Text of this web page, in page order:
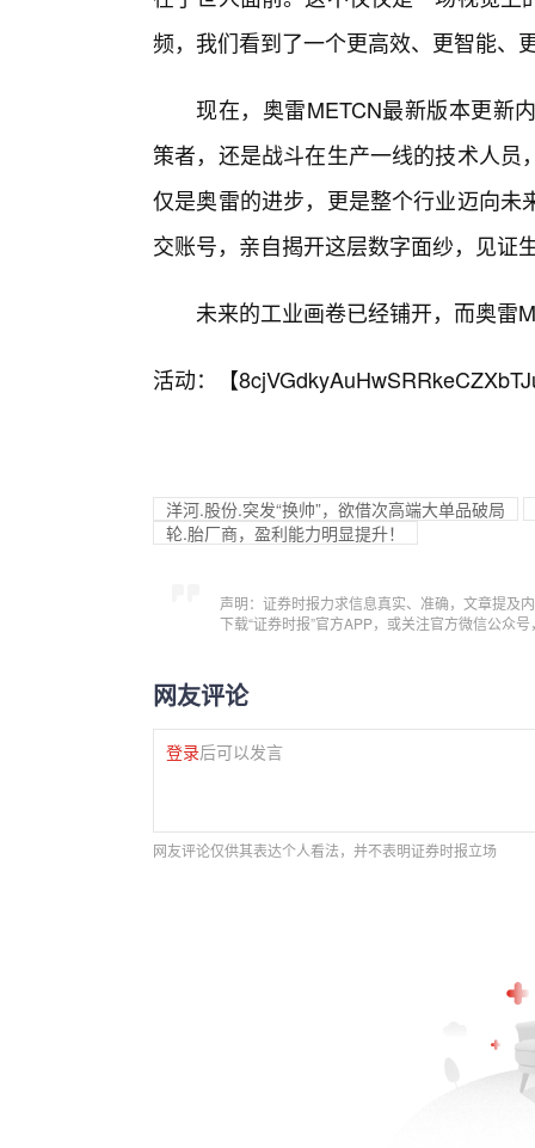
频，我们看到了一个更高效、更智能、
现在，奥雷METCN最新版本更新
策者，还是战斗在生产一线的技术人
仅是奥雷的进步，更是整个行业迈向
交账号，亲自揭开这层数字面纱，见证
未来的工业画卷已经铺开，而奥雷
活动：【
洋河.股份.突发“换帅”，欲借次高端大单品破局
轮.胎厂商，盈利能力明显提升！
声明：证券时报力求信息真实、准确，文章提及
下载“证券时报”官方APP，或关注官方微信公众
网友评论
登录后可以发言
网友评论仅供其表达个人看法，并不表明证券时报立场